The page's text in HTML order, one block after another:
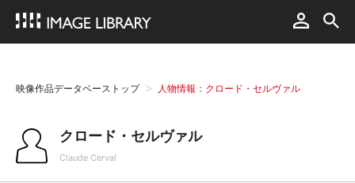
映像作品データベーストップ 人物情報：クロード・セルヴァル
クロード・セルヴァル
Claude Cerval